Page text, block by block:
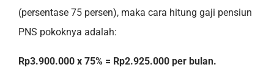
(persentase 75 persen), maka cara hitung gaji pensiun
PNS pokoknya adalah:
Rp3.900.000 x 75% = Rp2.925.000 per bulan.